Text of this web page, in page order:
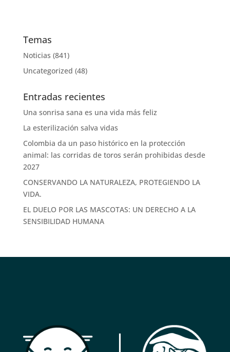
Temas
Noticias (841)
Uncategorized (48)
Entradas recientes
Una sonrisa sana es una vida más feliz
La esterilización salva vidas
Colombia da un paso histórico en la protección
animal: las corridas de toros serán prohibidas desde
2027
CONSERVANDO LA NATURALEZA, PROTEGIENDO LA
VIDA.
EL DUELO POR LAS MASCOTAS: UN DERECHO A LA
SENSIBILIDAD HUMANA